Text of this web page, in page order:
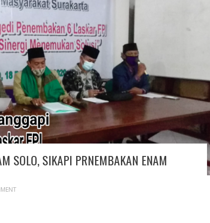
SOLO, SIKAPI PRNEMBAKAN ENAM